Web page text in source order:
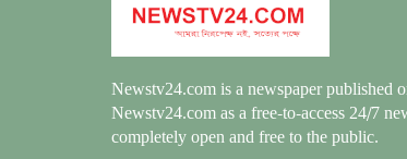
Newstv24.com is a newspaper published
Newstv24.com as a free-to-access 24/7
completely open and free to the public.